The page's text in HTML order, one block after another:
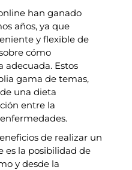
han ganado
años, ya que
y flexible de
cómo
adecuada. Estos
gama de temas,
una dieta
entre la
de realizar un
es la posibilidad de
y desde la